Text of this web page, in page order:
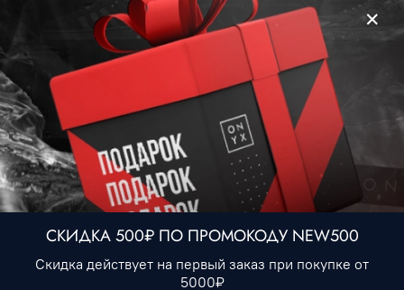
Футболка Tommy Hilfiger #5 • Бежевый
2 290 ₽
Нет в наличии
В избранное
Описание
СКИДКА 500₽ ПО ПРОМОКОДУ NEW500
Скидка действует на первый заказ при покупке от
5000₽